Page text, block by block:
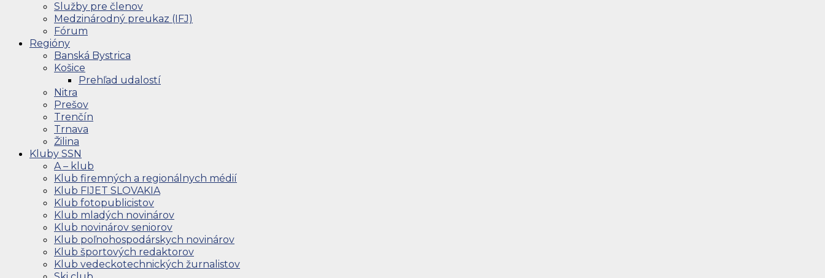
Služby pre členov
Medzinárodný preukaz (IFJ)
Fórum
Regióny
Banská Bystrica
Košice
Prehľad udalostí
Nitra
Prešov
Trenčín
Trnava
Žilina
Kluby SSN
A – klub
Klub firemných a regionálnych médií
Klub FIJET SLOVAKIA
Klub fotopublicistov
Klub mladých novinárov
Klub novinárov seniorov
Klub poľnohospodárskych novinárov
Klub športových redaktorov
Klub vedeckotechnických žurnalistov